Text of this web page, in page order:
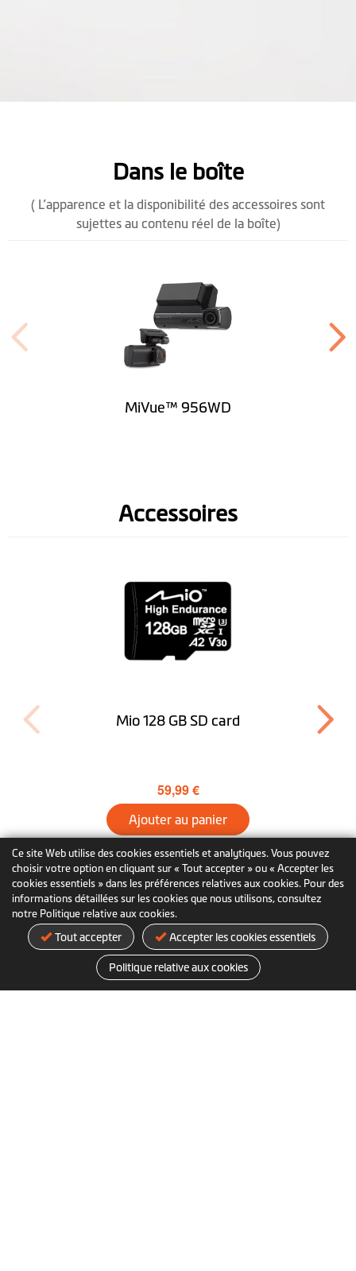
Ce site Web utilise des cookies essentiels et analytiques. Vous pouvez
choisir votre option en cliquant sur « Tout accepter » ou « Accepter les
cookies essentiels » dans les préférences relatives aux cookies. Pour des
informations détaillées sur les cookies que nous utilisons, consultez
notre Politique relative aux cookies.
Tout accepter Accepter les cookies essentiels
Politique relative aux cookies
Dans le boîte
( L’apparence et la disponibilité des accessoires sont
sujettes au contenu réel de la boîte)
MiVue™ 956WD
Accessoires
Mio 128 GB SD card
59,99 €
Ajouter au panier
En savoir plus